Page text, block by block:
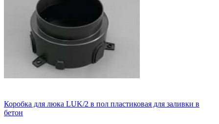
Коробка для люка LUK/2 в пол пластиковая для заливки в
бетон